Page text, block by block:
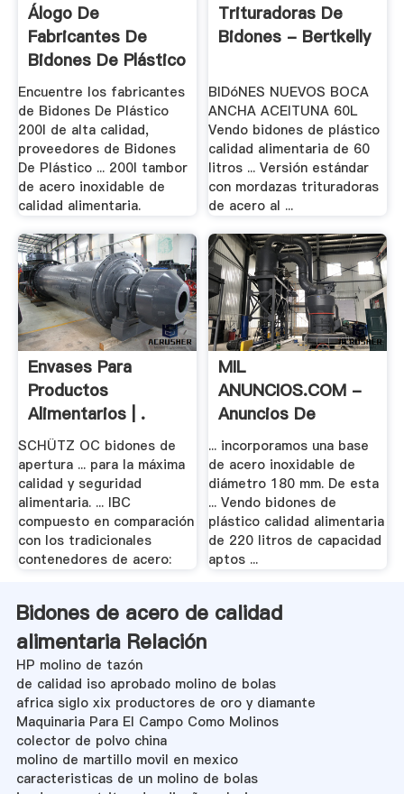
Álogo De
Fabricantes De
Bidones De Plástico
.
Encuentre los fabricantes
de Bidones De Plástico
200l de alta calidad,
proveedores de Bidones
De Plástico ... 200l tambor
de acero inoxidable de
calidad alimentaria.
Trituradoras De
Bidones - Bertkelly
BIDóNES NUEVOS BOCA
ANCHA ACEITUNA 60L
Vendo bidones de plástico
calidad alimentaria de 60
litros ... Versión estándar
con mordazas trituradoras
de acero al ...
Envases Para
Productos
Alimentarios | .
SCHÜTZ OC bidones de
apertura ... para la máxima
calidad y seguridad
alimentaria. ... IBC
compuesto en comparación
con los tradicionales
contenedores de acero:
MIL
ANUNCIOS.COM -
Anuncios De
Bidones .
... incorporamos una base
de acero inoxidable de
diámetro 180 mm. De esta
... Vendo bidones de
plástico calidad alimentaria
de 220 litros de capacidad
aptos ...
Bidones de acero de calidad
alimentaria Relación
HP molino de tazón
de calidad iso aprobado molino de bolas
africa siglo xix productores de oro y diamante
Maquinaria Para El Campo Como Molinos
colector de polvo china
molino de martillo movil en mexico
caracteristicas de un molino de bolas